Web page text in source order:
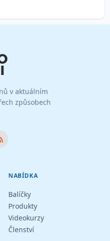
v aktuálním
způsobech
NABÍDKA
Balíčky
Produkty
Videokurzy
Členství